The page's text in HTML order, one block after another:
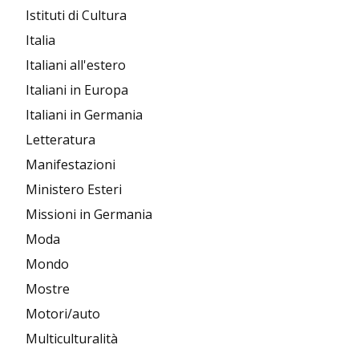
Istituti di Cultura
Italia
Italiani all'estero
Italiani in Europa
Italiani in Germania
Letteratura
Manifestazioni
Ministero Esteri
Missioni in Germania
Moda
Mondo
Mostre
Motori/auto
Multiculturalità